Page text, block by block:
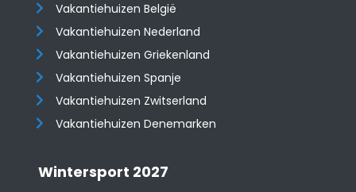
Vakantiehuizen België
Vakantiehuizen Nederland
Vakantiehuizen Griekenland
Vakantiehuizen Spanje
​​​​​​​Vakantiehuizen Zwitserland
Vakantiehuizen Denemarken
Wintersport 2027